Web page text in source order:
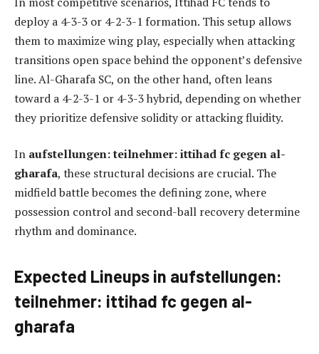
deploy a 4-3-3 or 4-2-3-1 formation. This setup allows
them to maximize wing play, especially when attacking
transitions open space behind the opponent’s defensive
line. Al-Gharafa SC, on the other hand, often leans
toward a 4-2-3-1 or 4-3-3 hybrid, depending on whether
they prioritize defensive solidity or attacking fluidity.
In aufstellungen: teilnehmer: ittihad fc gegen al-
gharafa, these structural decisions are crucial. The
midfield battle becomes the defining zone, where
possession control and second-ball recovery determine
rhythm and dominance.
Expected Lineups in aufstellungen:
teilnehmer: ittihad fc gegen al-
gharafa